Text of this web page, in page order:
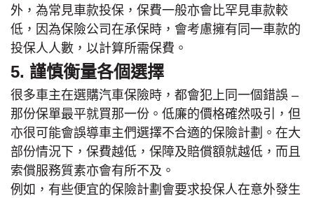
外，為常見車款投保，保費一般亦會比罕見車款較
低，因為保險公司在承保時，會考慮擁有同一車款的
投保人人數，以計算所需保費。
5. 謹慎衡量各個選擇
很多車主在選購汽車保險時，都會犯上同一個錯誤 –
那份保單最平就買那一份。低廉的價格確然吸引，但
亦很可能會誤導車主們選擇不合適的保險計劃。在大
部份情況下，保費越低，保障及賠償額就越低，而且
索償服務質素亦會有所不及。
例如，有些便宜的保險計劃會要求投保人在意外發生